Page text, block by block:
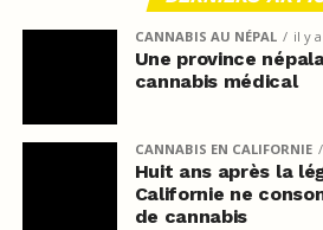
CANNABIS AU NÉPAL il y
Une province
cannabis médical
CANNABIS EN CALIFORNIE
Huit ans après la
Californie ne
de cannabis